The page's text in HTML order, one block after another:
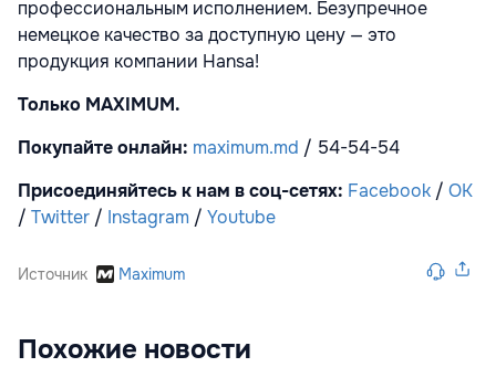
профессиональным исполнением. Безупречное
немецкое качество за доступную цену — это
продукция компании Hansa!
Только MAXIMUM.
Покупайте онлайн: maximum.md / 54-54-54
Присоединяйтесь к нам в соц-сетях: Facebook / OK
/ Twitter / Instagram / Youtube
Источник Maximum
Похожие новости